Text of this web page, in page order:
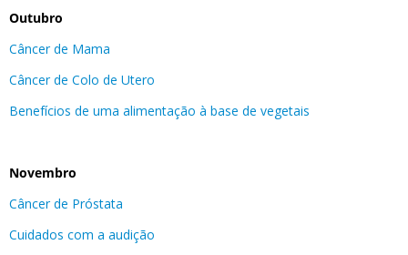
Outubro
Câncer de Mama
Câncer de Colo de Utero
Benefícios de uma alimentação à base de vegetais
Novembro
Câncer de Próstata
Cuidados com a audição